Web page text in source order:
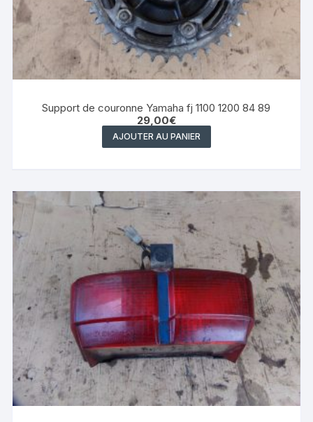
Support de couronne Yamaha fj 1100 1200 84 89
29,00€
AJOUTER AU PANIER